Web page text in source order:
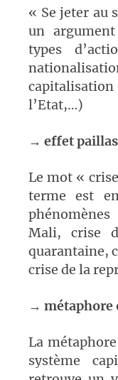
« Se jeter au
un
types
l’Etat,…)
→ effet
Le mot «
terme est
Mali, crise
quarantaine,
crise de la
→ métaphore
La
système